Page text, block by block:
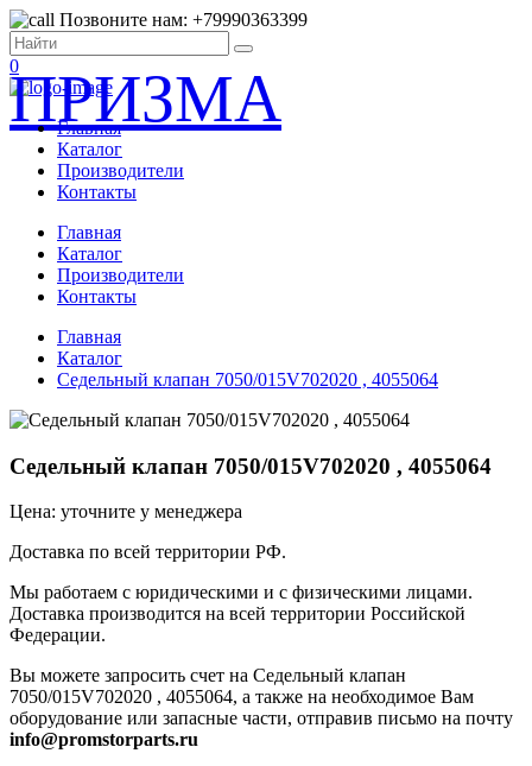
Позвоните нам: +79990363399
0
ПРИЗМА
Главная
Каталог
Производители
Контакты
Главная
Каталог
Производители
Контакты
Главная
Каталог
Седельный клапан 7050/015V702020 , 4055064
Седельный клапан 7050/015V702020 , 4055064
Цена: уточните у менеджера
Доставка по всей территории РФ.
Мы работаем с юридическими и с физическими лицами.
Доставка производится на всей территории Российской
Федерации.
Вы можете запросить счет на Седельный клапан
7050/015V702020 , 4055064, а также на необходимое Вам
оборудование или запасные части, отправив письмо на почту
info@promstorparts.ru